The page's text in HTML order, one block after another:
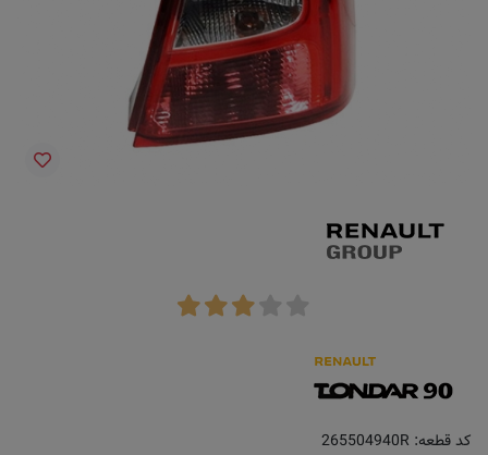
کد قطعه: 265504940R